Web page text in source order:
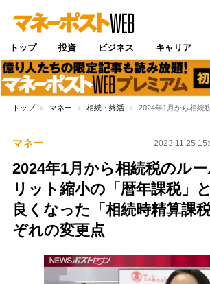
トップ 投資 ビジネス キャリア
トップ マネー 相続・終活 2024年1月から相続
マネー 2023.11.25
2024年1月から相続税のル
リット縮小の「暦年課税」
良くなった「相続時精算課
ぞれの変更点